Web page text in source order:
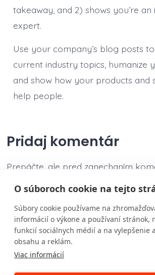
takeaway, and 2) shows you’re an
expert.
Use your company’s blog posts
current industry topics, humanize
and show how your products and
help people.
Pridaj komentár
Prepáčte, ale pred zanechaním
Naše služby
O súboroch cookie na tejto
Súbory cookie používame na
informácií o výkone a používaní stránok,
funkcií sociálnych médií a na vylepšenie
obsahu a reklám.
Viac informácií